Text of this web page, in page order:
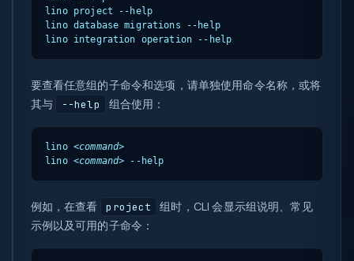
lino project --help
lino database migrations --help
lino integration operation --help
要查看任意组的子命令和选项，请单独使用命令名称，或将
其与
--help 组合使用：
lino <command>
lino <command> --help
例如，在查看 project
组时，CLI 会显示组说明、常见
示例以及可用的子命令：